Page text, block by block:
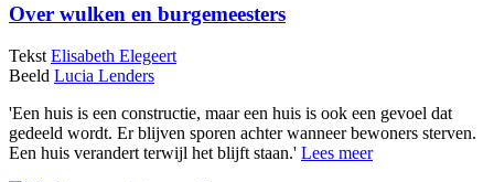
Over wulken en burgemeesters
Tekst Elisabeth Elegeert
Beeld Lucia Lenders
'Een huis is een constructie, maar een huis is ook een gevoel dat
gedeeld wordt. Er blijven sporen achter wanneer bewoners sterven.
Een huis verandert terwijl het blijft staan.' Lees meer